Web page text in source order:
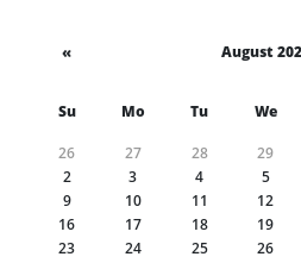
« August
Su Mo Tu We
26 27 28 29
2
3 4 5
9
10 11 12
16
17 18 19
23
24 25 26